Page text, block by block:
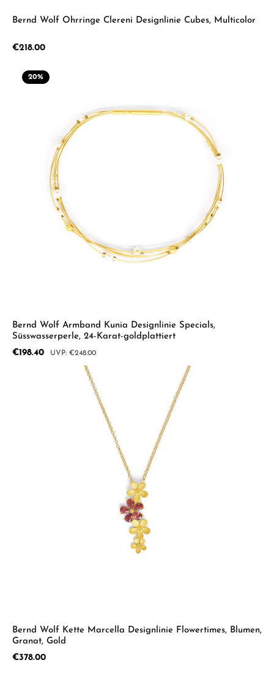
Bernd Wolf Ohrringe Clereni Designlinie Cubes, Multicolor
Regular price:
€218.00
20%
Bernd Wolf Armband Kunia Designlinie Specials,
Süsswasserperle, 24-Karat-goldplattiert
Sale price:
€198.40 Regular price:
€248.00
Bernd Wolf Kette Marcella Designlinie Flowertimes, Blumen,
Granat, Gold
Regular price:
€378.00